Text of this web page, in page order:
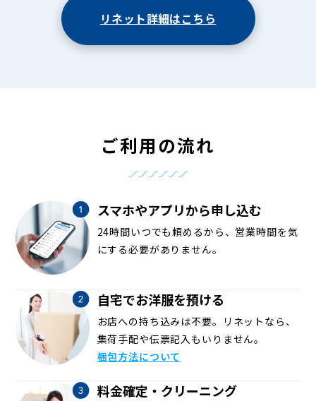
リネット詳細はこちら
ご利用の流れ
スマホやアプリから申し込む
24時間いつでも頼めるから、営業時間を気
にする必要がありません。
自宅でお洋服を預ける
お店への持ち込みは不要。リネットなら、
集荷手配や伝票記入もいりません。
梱包方法について
料金確定・クリーニング